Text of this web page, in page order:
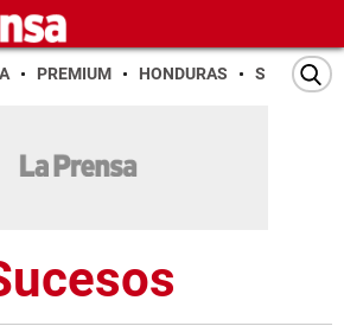
PREMIUM HONDURAS SAN PEDRO